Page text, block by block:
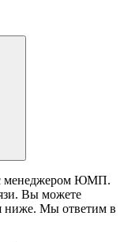
менеджером ЮМП.
Вы можете
ниже. Mы ответим в